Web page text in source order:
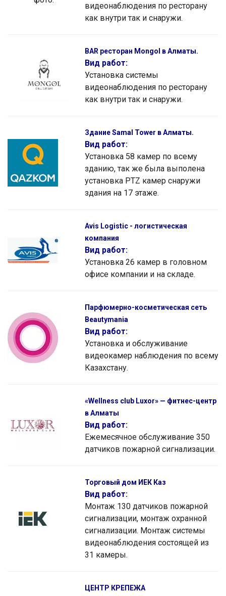
видеонаблюдения по ресторану
как внутри так и снаружи.
BAR ресторан Mongol в Алматы.
Вид работ:
Установка системы
видеонаблюдения по ресторану
как внутри так и снаружи.
Здание Samal Tower в Алматы.
Вид работ:
Установка 58 камер по всему
зданию, так же была выполена
установка PTZ камер снаружи
здания на 17 этаже.
Avis Logistic - логистическая
компания
Вид работ:
Установка 26 камер в головном
офисе компании и на складе.
Парфюмерно-косметическая сеть
Beautymania
Вид работ:
Установка и обслуживание
видеокамер наблюдения по всему
Казахстану.
«Wellness club Luxor» — фитнес-центр
в Алматы
Вид работ:
Ежемесячное обслуживание 350
датчиков пожарной сигнализации.
Торговый дом ИЕК Каз
Вид работ:
Монтаж 130 датчиков пожарной
сигнализации, монтаж охранной
сигнализации. Монтаж системы
видеонаблюдения состоящей из
31 камеры.
ЦЕНТР КРЕПЕЖА